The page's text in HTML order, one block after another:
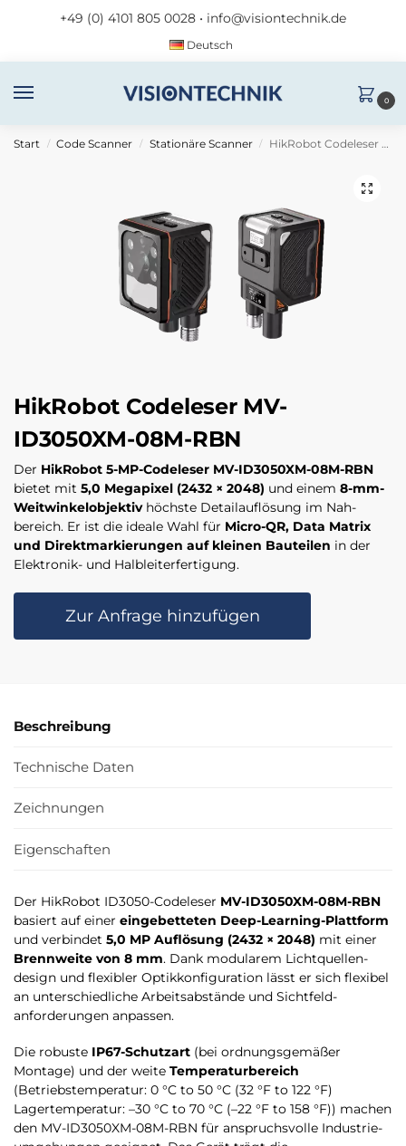
+49 (0) 4101 805 0028 • info@visiontechnik.de
Deutsch
0
Start / Code Scanner / Stationäre Scanner / HikRobot Codeleser MV-ID3050XM-08M-RBN
HikRobot Codeleser MV-
ID3050XM-08M-RBN
Der HikRobot 5-MP-Codeleser MV-ID3050XM-08M-RBN
bietet mit 5,0 Megapixel (2432 × 2048) und einem 8-mm-
Weitwinkelobjektivhöchste Detail­auflösung im Nah­
bereich. Er ist die ideale Wahl für Micro-QR, Data Matrix
und Direktmarkierungen auf kleinen Bauteilen in der
Elektronik- und Halbleiterfertigung.
Zur Anfrage hinzufügen
Beschreibung
Technische Daten
Zeichnungen
Eigenschaften
Der HikRobot ID3050-Codeleser MV-ID3050XM-08M-RBN
basiert auf einer eingebetteten Deep-Learning-Plattform
und verbindet 5,0 MP Auflösung (2432 × 2048) mit einer
Brennweite von 8 mm. Dank modularem Lichtquellen­
design und flexibler Optik­konfiguration lässt er sich flexibel
an unterschiedliche Arbeitsabstände und Sichtfeld­
anforderungen anpassen.
Die robuste IP67-Schutzart (bei ordnungsgemäßer
Montage) und der weite Temperaturbereich
(Betriebstemperatur: 0 °C to 50 °C (32 °F to 122 °F)
Lagertemperatur: –30 °C to 70 °C (–22 °F to 158 °F)) machen
den MV-ID3050XM-08M-RBN für anspruchs­volle Industrie­